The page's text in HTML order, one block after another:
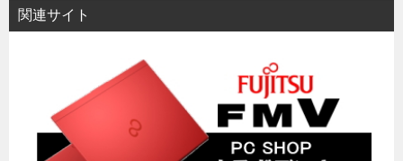
関連サイト